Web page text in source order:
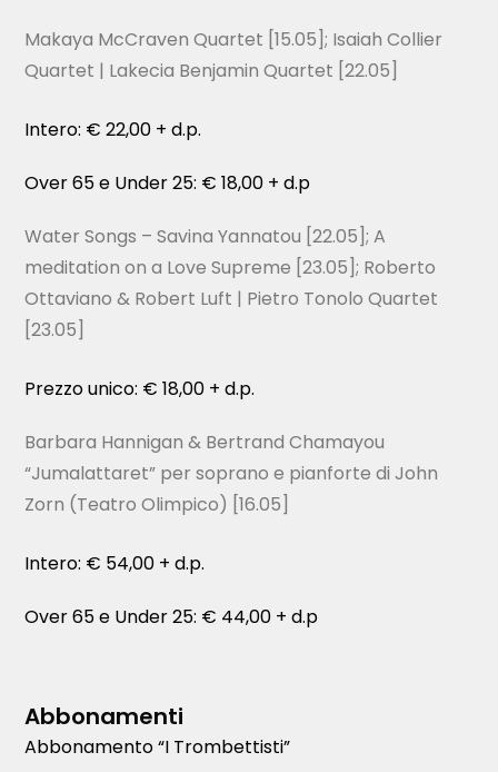
Makaya McCraven Quartet [15.05]; Isaiah Collier
Quartet | Lakecia Benjamin Quartet [22.05]
Intero: € 22,00 + d.p.
Over 65 e Under 25: € 18,00 + d.p
Water Songs – Savina Yannatou [22.05]; A
meditation on a Love Supreme [23.05]; Roberto
Ottaviano & Robert Luft | Pietro Tonolo Quartet
[23.05]
Prezzo unico: € 18,00 + d.p.
Barbara Hannigan & Bertrand Chamayou
“Jumalattaret” per soprano e pianforte di John
Zorn (Teatro Olimpico) [16.05]
Intero: € 54,00 + d.p.
Over 65 e Under 25: € 44,00 + d.p
Abbonamenti
Abbonamento “I Trombettisti”